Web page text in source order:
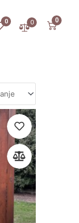
0 0 0